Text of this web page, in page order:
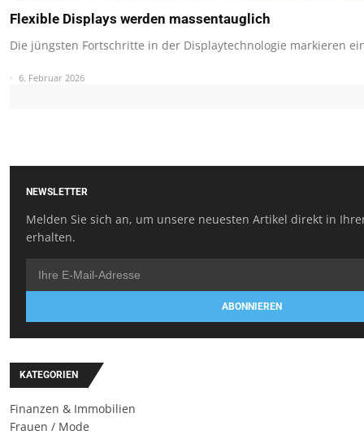
Flexible Displays werden massentauglich
Die jüngsten Fortschritte in der Displaytechnologie markieren
6. Februar 2026
NEWSLETTER
Melden Sie sich an, um unsere neuesten Artikel direkt in
erhalten.
ABONNIEREN
KATEGORIEN
Finanzen & Immobilien
Frauen / Mode